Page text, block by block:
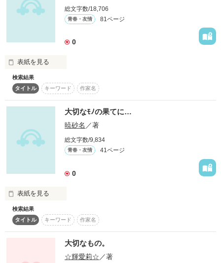
作者の一方的な都合上、改訂版【３】の時間軸は【２】の地続
きとさせていただきます。
執筆開始　2012/01/31/
大切な恋人に…。
大切な家族に…。
貴方ハ何処マデ秘密ヲ隠シ通セル――――？
総文字数/18,706
青春・友情 81ページ
0
表紙を見る
俺(向井 空)は、ある日突然、大切な家族を失い、ガーベラハウ
スで赤の他人との新しい生活を始めることになった。
ガーベラハウスの住人は3人
寺田亜沙子
寺田雛菊
この3人と暮らして、俺はまた大切なものを見つけていく
そして、妹を失った俺はヒナ（雛菊）のことを大切に想ってい
くうちにヒナに惹かれていき・・・
検索結果
タイトル
キーワード 作家名
大切なﾓﾉの果てに…
暁砂名 ／著
総文字数/9,834
青春・友情 41ページ
0
表紙を見る
許さない…
絶対に許さない…
私から大切なﾓﾉを奪ったあなたを絶対に許さない
検索結果
タイトル
キーワード 作家名
大切なもの。
☆輝愛莉☆／著